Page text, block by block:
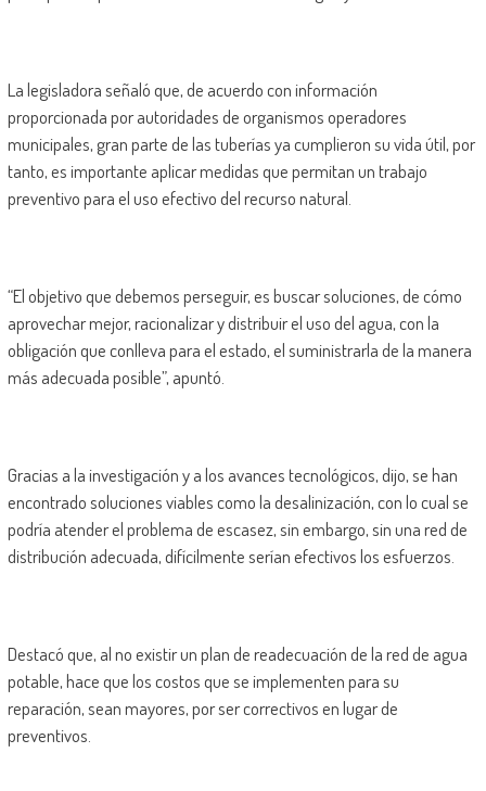
La legisladora señaló que, de acuerdo con información
proporcionada por autoridades de organismos operadores
municipales, gran parte de las tuberías ya cumplieron su vida útil, por
tanto, es importante aplicar medidas que permitan un trabajo
preventivo para el uso efectivo del recurso natural.
“El objetivo que debemos perseguir, es buscar soluciones, de cómo
aprovechar mejor, racionalizar y distribuir el uso del agua, con la
obligación que conlleva para el estado, el suministrarla de la manera
más adecuada posible”, apuntó.
Gracias a la investigación y a los avances tecnológicos, dijo, se han
encontrado soluciones viables como la desalinización, con lo cual se
podría atender el problema de escasez, sin embargo, sin una red de
distribución adecuada, difícilmente serían efectivos los esfuerzos.
Destacó que, al no existir un plan de readecuación de la red de agua
potable, hace que los costos que se implementen para su
reparación, sean mayores, por ser correctivos en lugar de
preventivos.